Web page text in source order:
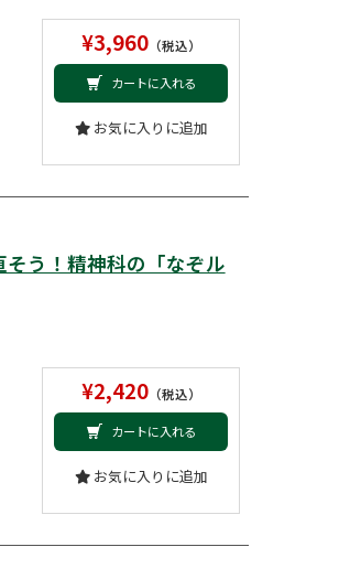
¥3,960（税込）
カートに入れる
お気に入りに追加
そう！精神科の「なぞル
¥2,420（税込）
カートに入れる
お気に入りに追加